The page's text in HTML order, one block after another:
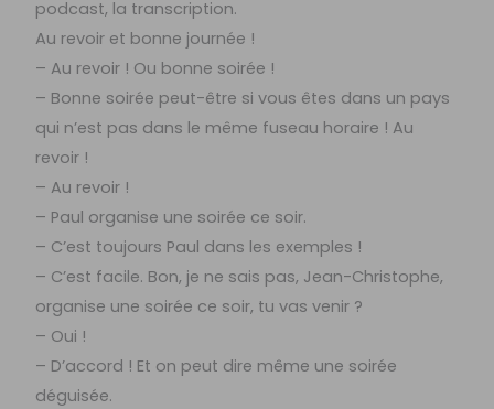
podcast, la transcription.
Au revoir et bonne journée !
– Au revoir ! Ou bonne soirée !
– Bonne soirée peut-être si vous êtes dans un pays
qui n’est pas dans le même fuseau horaire ! Au
revoir !
– Au revoir !
– Paul organise une soirée ce soir.
– C’est toujours Paul dans les exemples !
– C’est facile. Bon, je ne sais pas, Jean-Christophe,
organise une soirée ce soir, tu vas venir ?
– Oui !
– D’accord ! Et on peut dire même une soirée
déguisée.